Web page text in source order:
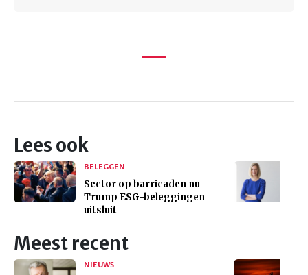
Lees ook
BELEGGEN
Sector op barricaden nu
Trump ESG-beleggingen
uitsluit
Meest recent
NIEUWS